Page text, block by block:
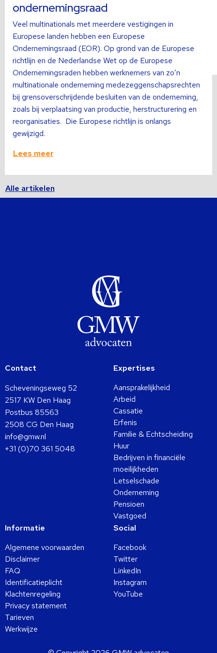
ondernemingsraad
Veel multinationals met meerdere vestigingen in
Europese landen hebben een Europese
Ondernemingsraad (EOR). Op grond van de Europese
richtlijn en de Nederlandse Wet op de Europese
Ondernemingsraden hebben werknemers van zo’n
multinationale onderneming medezeggenschapsrechten
bij grensoverschrijdende besluiten van de onderneming,
zoals bij verplaatsing van productie, herstructurering en
reorganisaties. Die Europese richtlijn is onlangs
gewijzigd.
Lees meer
Alle artikelen
Contact
Scheveningseweg 52
2517 KW Den Haag
Postbus 85563
2508 CG Den Haag
info@gmw.nl
+31 (0)70 361 5048
Expertises
Aansprakelijkheid
Arbeid
Cassatie
Erfenis
Familie & Echtscheiding
Huur
Bedrijven in financiële
moeilijkheden
Letselschade
Onderneming
Pensioen
Vastgoed
Informatie
Algemene voorwaarden
Disclaimer
FAQ
Identificatieplicht
Klachtenregeling
Privacy statement
Tarieven
Werkwijze
Social
Facebook
Twitter
LinkedIn
Instagram
YouTube